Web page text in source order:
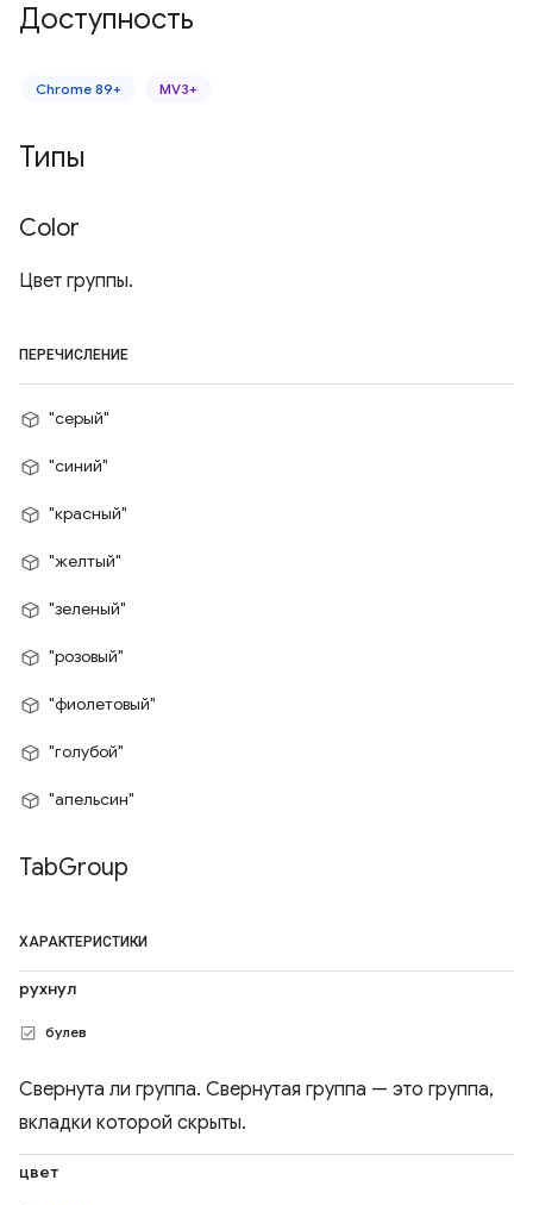
Доступность
Chrome 89+ MV3+
Типы
Color
Цвет группы.
ПЕРЕЧИСЛЕНИЕ
"серый"
"синий"
"красный"
"желтый"
"зеленый"
"розовый"
"фиолетовый"
"голубой"
"апельсин"
TabGroup
ХАРАКТЕРИСТИКИ
рухнул
булев
Свернута ли группа. Свернутая группа — это группа,
вкладки которой скрыты.
цвет